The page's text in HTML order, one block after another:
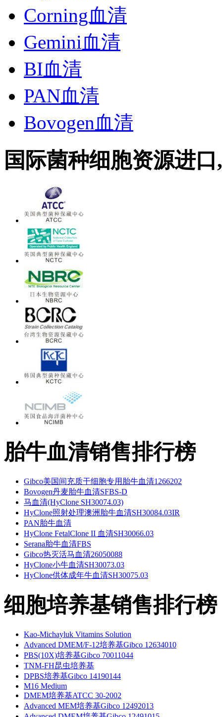
Corning血清
Gemini血清
BI血清
PAN血清
Bovogen血清
国际菌种细胞资源进
胎牛血清销售排行榜
Gibco美国间充质干细胞专用胎牛血清1266202
Bovogen丹麦胎牛血清SFBS-D
马血清(HyClone SH30074.03)
HyClone照射处理澳洲胎牛血清SH30084.03IR
PAN胎牛血清
HyClone FetalClone II 血清SH30066.03
Serana胎牛血清FBS
Gibco热灭活马血清26050088
HyClone小牛血清SH30073.03
HyClone供体成年牛血清SH30075.03
细胞培养基销售排行榜
Kao-Michayluk Vitamins Solution
Advanced DMEM/F-12培养基Gibco 12634010
PBS(10X)培养基Gibco 70011044
TNM-FH昆虫培养基
DPBS培养基Gibco 14190144
M16 Medium
DMEM培养基ATCC 30-2002
Advanced MEM培养基Gibco 12492013